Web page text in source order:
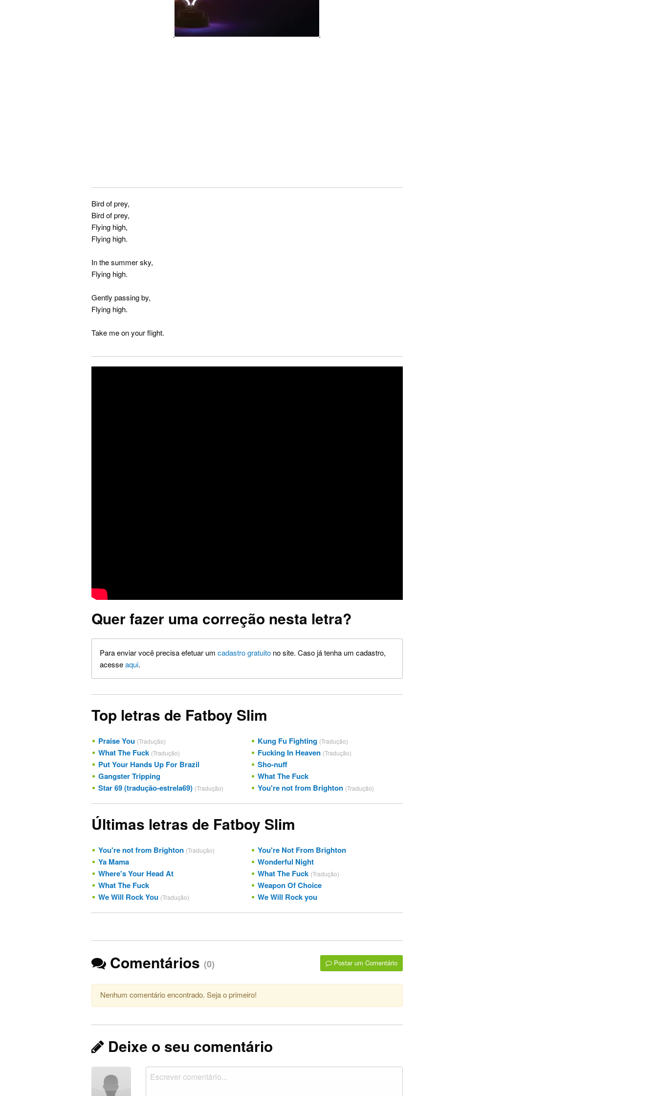
Bird of prey,
Bird of prey,
Flying high,
Flying high.
In the summer sky,
Flying high.
Gently passing by,
Flying high.
Take me on your flight.
Quer fazer uma correção nesta letra?
Para enviar você precisa efetuar um cadastro gratuito no site. Caso já tenha um cadastro,
acesseaqui.
Top letras de Fatboy Slim
Praise You (Tradução) Kung Fu Fighting (Tradução)
What The Fuck (Tradução) Fucking In Heaven (Tradução)
Put Your Hands Up For Brazil
Sho-nuff
Gangster Tripping
What The Fuck
Star 69 (tradução-estrela69) (Tradução) You're not from Brighton (Tradução)
Últimas letras de Fatboy Slim
You're not from Brighton (Tradução)
You're Not From Brighton
Ya Mama
Wonderful Night
Where's Your Head At
What The Fuck (Tradução)
What The Fuck
Weapon Of Choice
We Will Rock You (Tradução) We Will Rock you
Comentários (0) Postar um Comentário
Nenhum comentário encontrado. Seja o primeiro!
Deixe o seu comentário